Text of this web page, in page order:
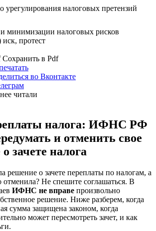
урегулирования налоговых претензий
минимизации налоговых рисков
иск, протест
Сохранить в Pdf
читали
налога: ИФНС РФ
и отменить свое
зачете налога
решение о зачете переплаты по налогам, а
отменила? Не спешите соглашаться. В
ИФНС не вправе произвольно
решение. Ниже разберем, когда
сумма защищена законом, когда
может пересмотреть зачет, и как